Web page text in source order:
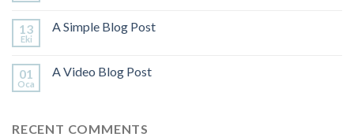
13
Eki
A Simple Blog Post
01
Oca
A Video Blog Post
RECENT COMMENTS